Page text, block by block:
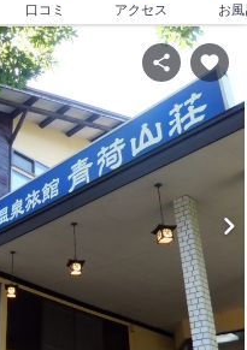
口コミ アクセス お